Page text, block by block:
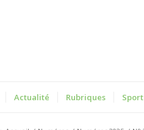
Actualité Rubriques Sport